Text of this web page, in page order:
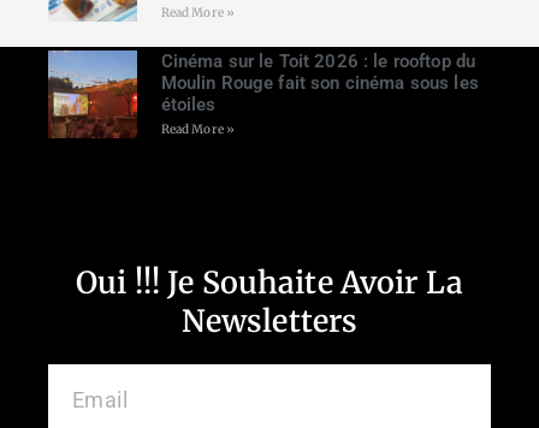
Read More »
Cinéma sur le Toit 2026 : le rooftop du
Moulin Rouge fait son cinéma sous les
étoiles
Read More »
Oui !!! Je Souhaite Avoir La
Newsletters